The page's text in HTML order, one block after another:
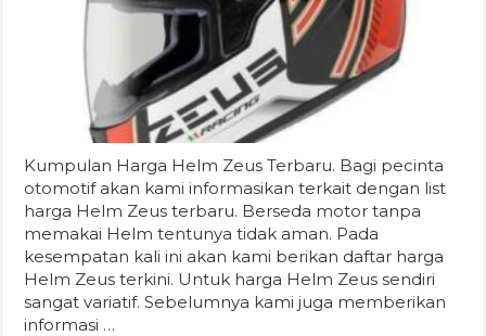
Kumpulan Harga Helm Zeus Terbaru. Bagi pecinta
otomotif akan kami informasikan terkait dengan list
harga Helm Zeus terbaru. Berseda motor tanpa
memakai Helm tentunya tidak aman. Pada
kesempatan kali ini akan kami berikan daftar harga
Helm Zeus terkini. Untuk harga Helm Zeus sendiri
sangat variatif. Sebelumnya kami juga memberikan
informasi …